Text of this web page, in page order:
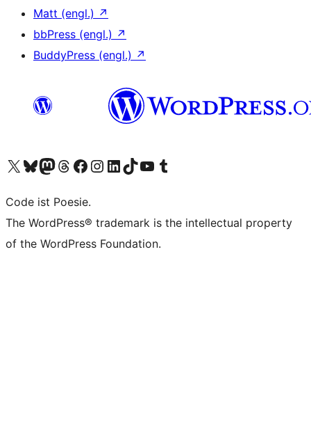
Matt (engl.) ↗
bbPress (engl.) ↗
BuddyPress (engl.) ↗
Unser X-Konto (früher Twitter) besuchen
Unser Bluesky-Konto besuchen
Unser Mastodon-Konto besuchen
Unser Threads-Konto besuchen
Unsere Facebook-Seite besuchen
Unser Instagram-Konto besuchen
Unser LinkedIn-Konto besuchen
Unser TikTok-Konto besuchen
Unseren YouTube-Kanal besuchen
Unser Tumblr-Konto besuchen
Code ist Poesie.
The WordPress® trademark is the intellectual property
of the WordPress Foundation.